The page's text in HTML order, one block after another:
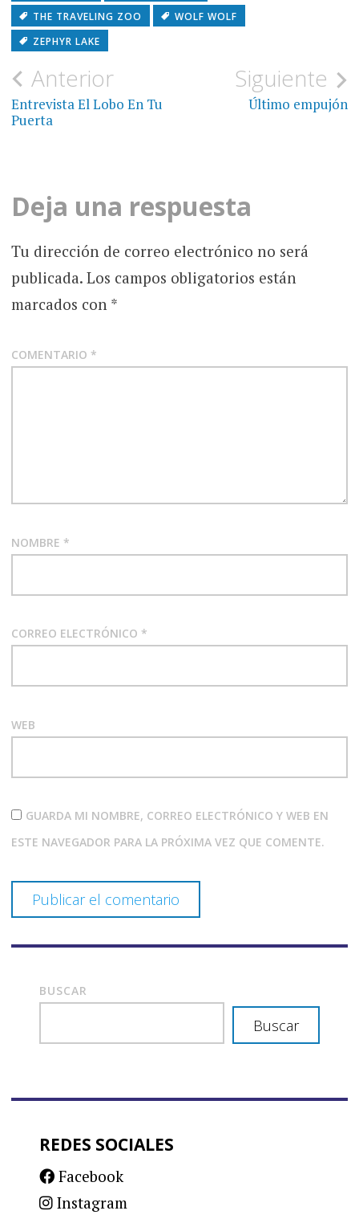
THE TRAVELING ZOO
WOLF WOLF
ZEPHYR LAKE
Navegación
de
Anterior
Entrevista El Lobo En Tu
Puerta
Siguiente
Último empujón
Deja una respuesta
Tu dirección de correo electrónico no será
publicada. Los campos obligatorios están
marcados con *
COMENTARIO *
NOMBRE *
CORREO ELECTRÓNICO *
WEB
GUARDA MI NOMBRE, CORREO ELECTRÓNICO Y WEB EN
ESTE NAVEGADOR PARA LA PRÓXIMA VEZ QUE COMENTE.
BUSCAR
Buscar
REDES SOCIALES
Facebook
Instagram